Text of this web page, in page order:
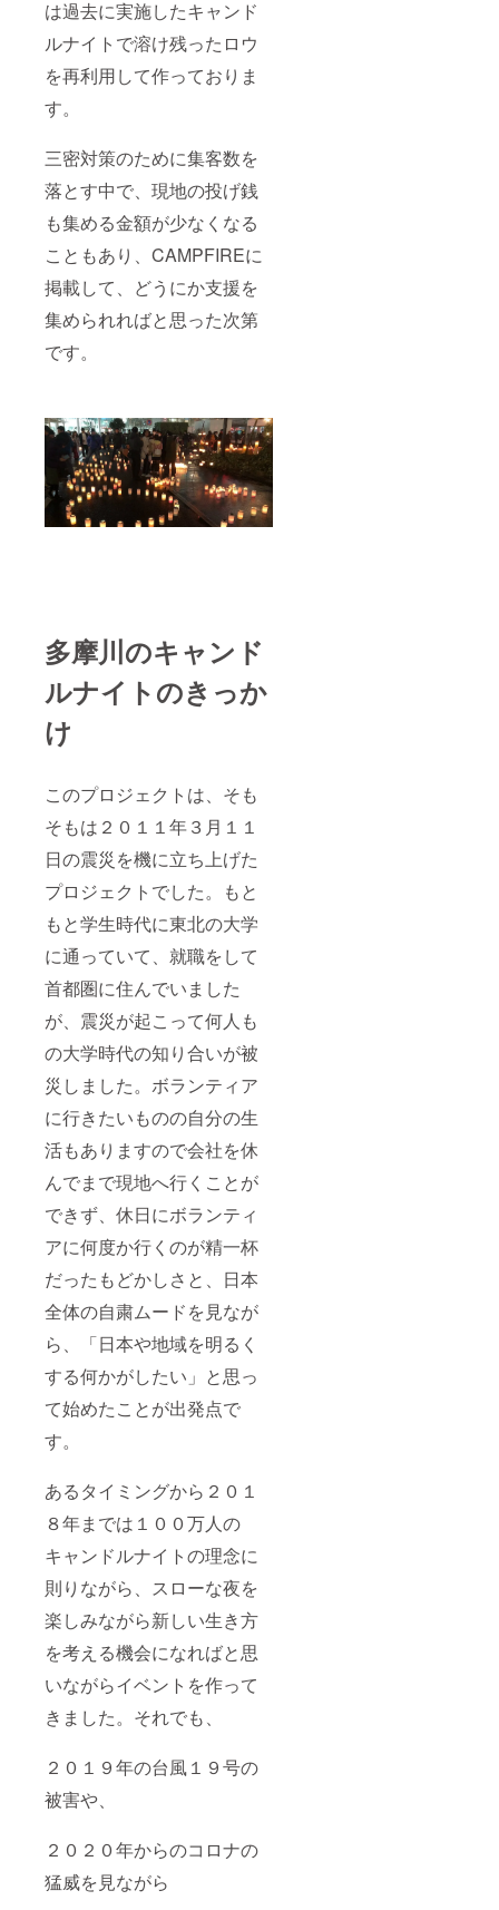
は過去に実施したキャンド
ルナイトで溶け残ったロウ
を再利用して作っておりま
す。
三密対策のために集客数を
落とす中で、現地の投げ銭
も集める金額が少なくなる
こともあり、CAMPFIREに
掲載して、どうにか支援を
集められればと思った次第
です。
多摩川のキャンド
ルナイトのきっか
け
このプロジェクトは、そも
そもは２０１１年３月１１
日の震災を機に立ち上げた
プロジェクトでした。もと
もと学生時代に東北の大学
に通っていて、就職をして
首都圏に住んでいました
が、震災が起こって何人も
の大学時代の知り合いが被
災しました。ボランティア
に行きたいものの自分の生
活もありますので会社を休
んでまで現地へ行くことが
できず、休日にボランティ
アに何度か行くのが精一杯
だったもどかしさと、日本
全体の自粛ムードを見なが
ら、「日本や地域を明るく
する何かがしたい」と思っ
て始めたことが出発点で
す。
あるタイミングから２０１
８年までは１００万人の
キャンドルナイトの理念に
則りながら、スローな夜を
楽しみながら新しい生き方
を考える機会になればと思
いながらイベントを作って
きました。それでも、
２０１９年の台風１９号の
被害や、
２０２０年からのコロナの
猛威を見ながら